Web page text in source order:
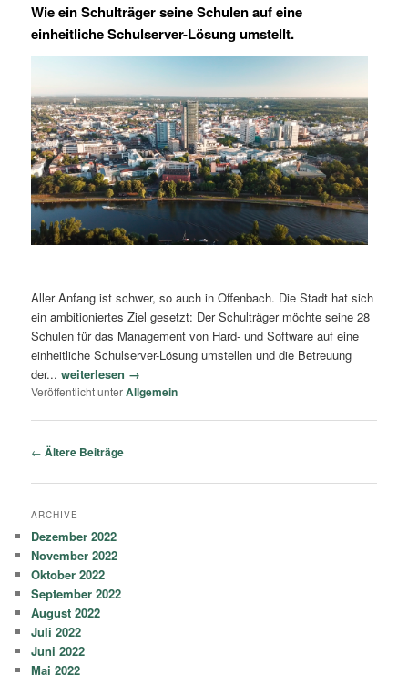
Wie ein Schulträger seine Schulen auf eine
einheitliche Schulserver-Lösung umstellt.
Aller Anfang ist schwer, so auch in Offenbach. Die Stadt hat sich
ein ambitioniertes Ziel gesetzt: Der Schulträger möchte seine 28
Schulen für das Management von Hard- und Software auf eine
einheitliche Schulserver-Lösung umstellen und die Betreuung
der...weiterlesen →
Veröffentlicht unterAllgemein
Artikelnavigation
← Ältere Beiträge
ARCHIVE
Dezember 2022
November 2022
Oktober 2022
September 2022
August 2022
Juli 2022
Juni 2022
Mai 2022